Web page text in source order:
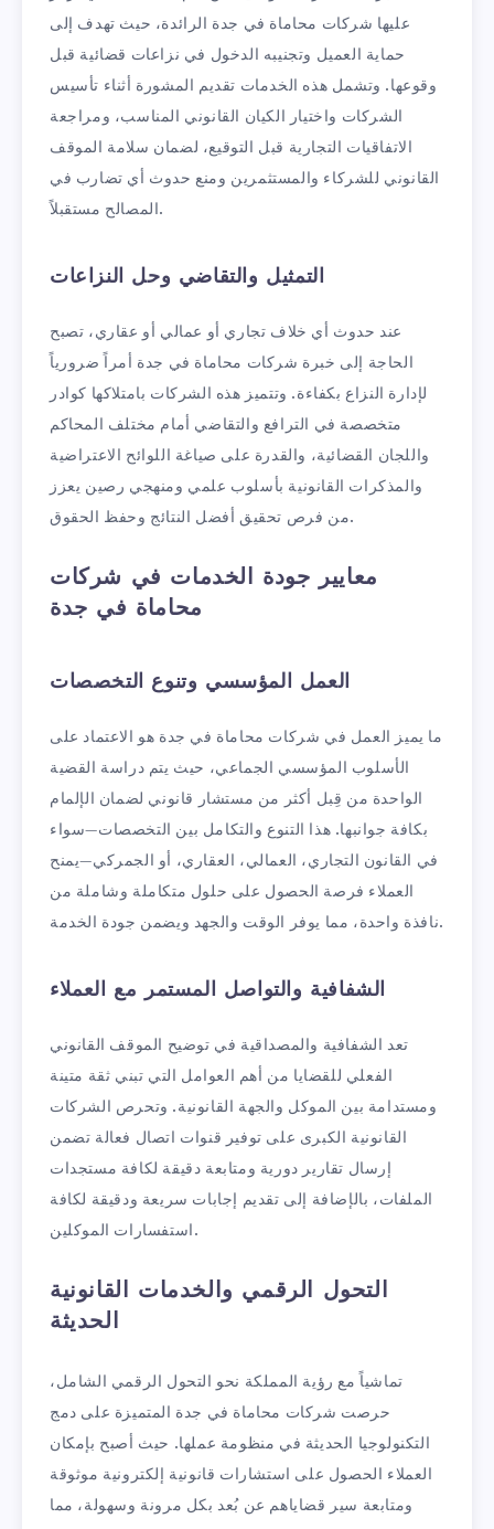
عليها شركات محاماة في جدة الرائدة، حيث تهدف إلى
حماية العميل وتجنيبه الدخول في نزاعات قضائية قبل
وقوعها. وتشمل هذه الخدمات تقديم المشورة أثناء تأسيس
الشركات واختيار الكيان القانوني المناسب، ومراجعة
الاتفاقيات التجارية قبل التوقيع، لضمان سلامة الموقف
القانوني للشركاء والمستثمرين ومنع حدوث أي تضارب في
المصالح مستقبلاً.
التمثيل والتقاضي وحل النزاعات
عند حدوث أي خلاف تجاري أو عمالي أو عقاري، تصبح
الحاجة إلى خبرة شركات محاماة في جدة أمراً ضرورياً
لإدارة النزاع بكفاءة. وتتميز هذه الشركات بامتلاكها كوادر
متخصصة في الترافع والتقاضي أمام مختلف المحاكم
واللجان القضائية، والقدرة على صياغة اللوائح الاعتراضية
والمذكرات القانونية بأسلوب علمي ومنهجي رصين يعزز
من فرص تحقيق أفضل النتائج وحفظ الحقوق.
معايير جودة الخدمات في شركات
محاماة في جدة
العمل المؤسسي وتنوع التخصصات
ما يميز العمل في شركات محاماة في جدة هو الاعتماد على
الأسلوب المؤسسي الجماعي، حيث يتم دراسة القضية
الواحدة من قِبل أكثر من مستشار قانوني لضمان الإلمام
بكافة جوانبها. هذا التنوع والتكامل بين التخصصات—سواء
في القانون التجاري، العمالي، العقاري، أو الجمركي—يمنح
العملاء فرصة الحصول على حلول متكاملة وشاملة من
نافذة واحدة، مما يوفر الوقت والجهد ويضمن جودة الخدمة.
الشفافية والتواصل المستمر مع العملاء
تعد الشفافية والمصداقية في توضيح الموقف القانوني
الفعلي للقضايا من أهم العوامل التي تبني ثقة متينة
ومستدامة بين الموكل والجهة القانونية. وتحرص الشركات
القانونية الكبرى على توفير قنوات اتصال فعالة تضمن
إرسال تقارير دورية ومتابعة دقيقة لكافة مستجدات
الملفات، بالإضافة إلى تقديم إجابات سريعة ودقيقة لكافة
استفسارات الموكلين.
التحول الرقمي والخدمات القانونية
الحديثة
تماشياً مع رؤية المملكة نحو التحول الرقمي الشامل،
حرصت شركات محاماة في جدة المتميزة على دمج
التكنولوجيا الحديثة في منظومة عملها. حيث أصبح بإمكان
العملاء الحصول على استشارات قانونية إلكترونية موثوقة
ومتابعة سير قضاياهم عن بُعد بكل مرونة وسهولة، مما